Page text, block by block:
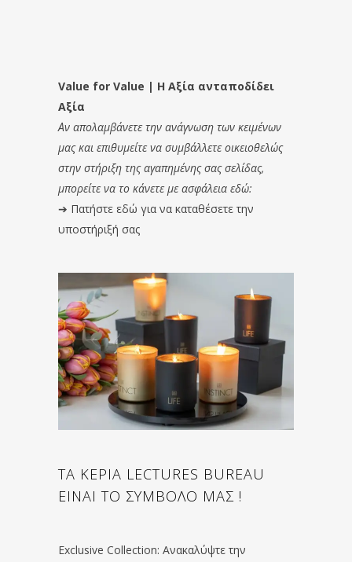
Value for Value | Η Αξία ανταποδίδει
Αξία
Αν απολαμβάνετε την ανάγνωση των κειμένων
μας και επιθυμείτε να συμβάλλετε οικειοθελώς
στην στήριξη της αγαπημένης σας σελίδας,
μπορείτε να το κάνετε με ασφάλεια εδώ:
➔ Πατήστε εδώ για να καταθέσετε την
υποστήριξή σας
ΤΑ ΚΕΡΙΑ LECTURES BUREAU
ΕΙΝΑΙ ΤΟ ΣΥΜΒΟΛΟ ΜΑΣ !
Exclusive Collection: Ανακαλύψτε την